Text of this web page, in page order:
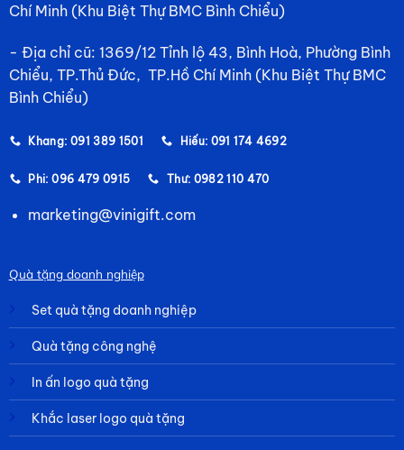
Chí Minh (Khu Biệt Thự BMC Bình Chiểu)
- Địa chỉ cũ: 1369/12 Tỉnh lộ 43, Bình Hoà, Phường Bình
Chiểu, TP.Thủ Đức, TP.Hồ Chí Minh (Khu Biệt Thự BMC
Bình Chiểu)
Khang: 091 389 1501 Hiếu: 091 174 4692
Phi: 096 479 0915 Thư: 0982 110 470
marketing@vinigift.com
Quà tặng doanh nghiệp
Set quà tặng doanh nghiệp
Quà tặng công nghệ
In ấn logo quà tặng
Khắc laser logo quà tặng